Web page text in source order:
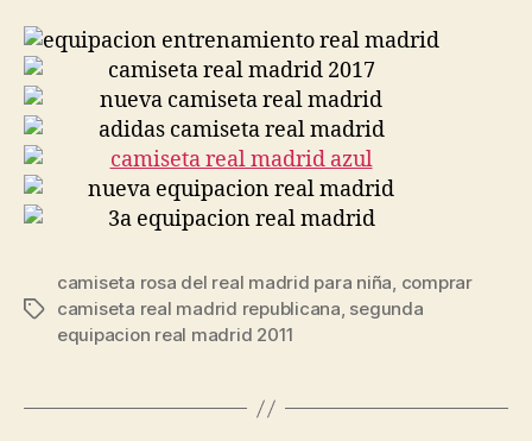
Etiquetas
camiseta rosa del real madrid para niña, comprar
camiseta real madrid republicana, segunda
equipacion real madrid 2011